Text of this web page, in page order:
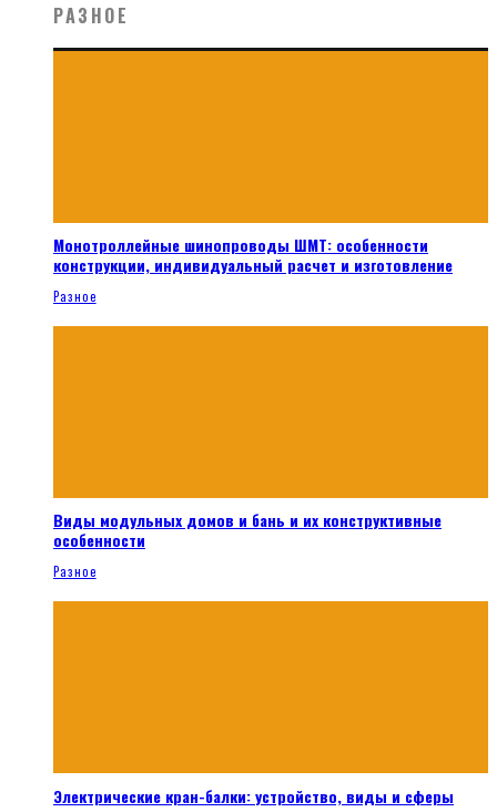
РАЗНОЕ
Монотроллейные шинопроводы ШМТ: особенности
конструкции, индивидуальный расчет и изготовление
Разное
Виды модульных домов и бань и их конструктивные
особенности
Разное
Электрические кран-балки: устройство, виды и сферы